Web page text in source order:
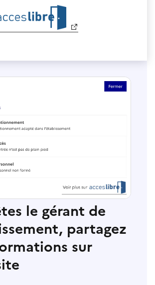
le gérant de
partagez
sur